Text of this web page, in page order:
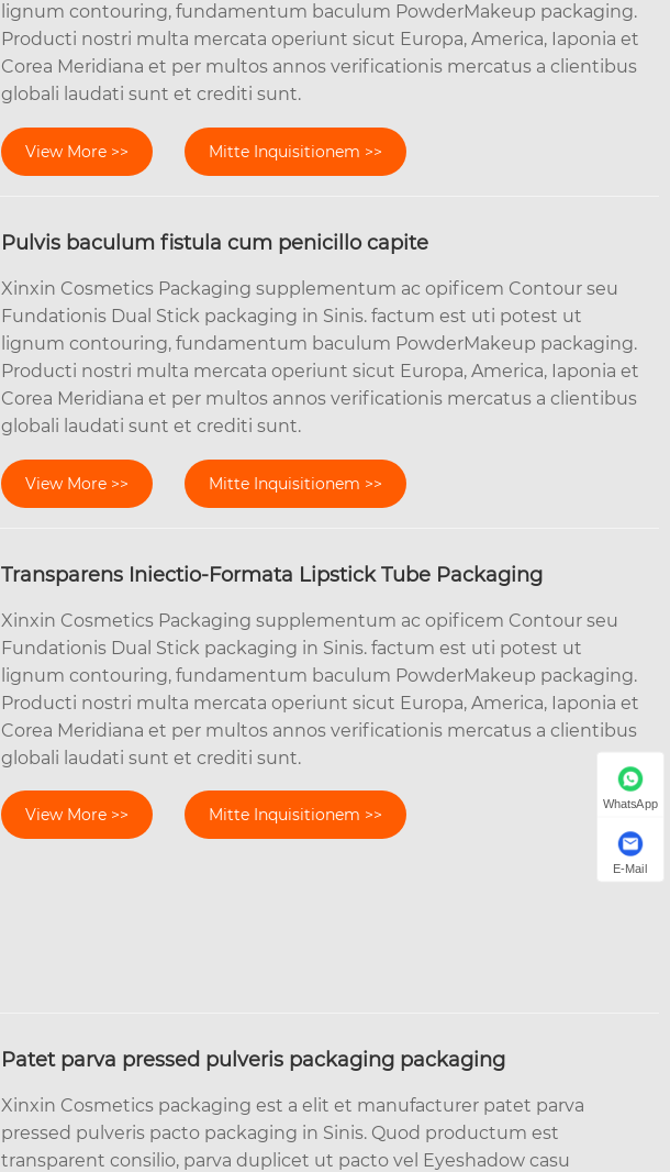
lignum contouring, fundamentum baculum PowderMakeup packaging.
Producti nostri multa mercata operiunt sicut Europa, America, Iaponia et
Corea Meridiana et per multos annos verificationis mercatus a clientibus
globali laudati sunt et crediti sunt.
View More >> Mitte Inquisitionem >>
Pulvis baculum fistula cum penicillo capite
Xinxin Cosmetics Packaging supplementum ac opificem Contour seu
Fundationis Dual Stick packaging in Sinis. factum est uti potest ut
lignum contouring, fundamentum baculum PowderMakeup packaging.
Producti nostri multa mercata operiunt sicut Europa, America, Iaponia et
Corea Meridiana et per multos annos verificationis mercatus a clientibus
globali laudati sunt et crediti sunt.
View More >> Mitte Inquisitionem >>
Transparens Iniectio-Formata Lipstick Tube Packaging
Xinxin Cosmetics Packaging supplementum ac opificem Contour seu
Fundationis Dual Stick packaging in Sinis. factum est uti potest ut
lignum contouring, fundamentum baculum PowderMakeup packaging.
Producti nostri multa mercata operiunt sicut Europa, America, Iaponia et
Corea Meridiana et per multos annos verificationis mercatus a clientibus
globali laudati sunt et crediti sunt.
View More >> Mitte Inquisitionem >>
Patet parva pressed pulveris packaging packaging
Xinxin Cosmetics packaging est a elit et manufacturer patet parva
pressed pulveris pacto packaging in Sinis. Quod productum est
transparent consilio, parva duplicet ut pacto vel Eyeshadow casu
WhatsApp
E-Mail